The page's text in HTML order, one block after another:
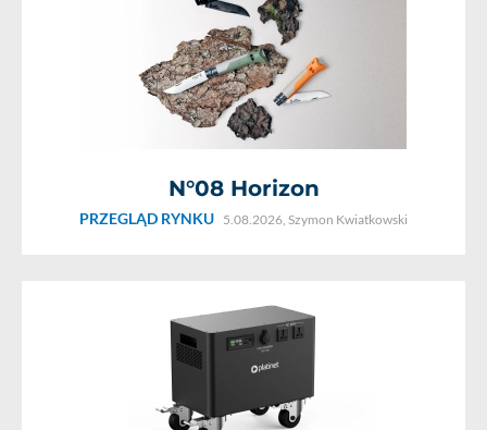
N°08 Horizon
PRZEGLĄD RYNKU 5.08.2026, Szymon Kwiatkowski